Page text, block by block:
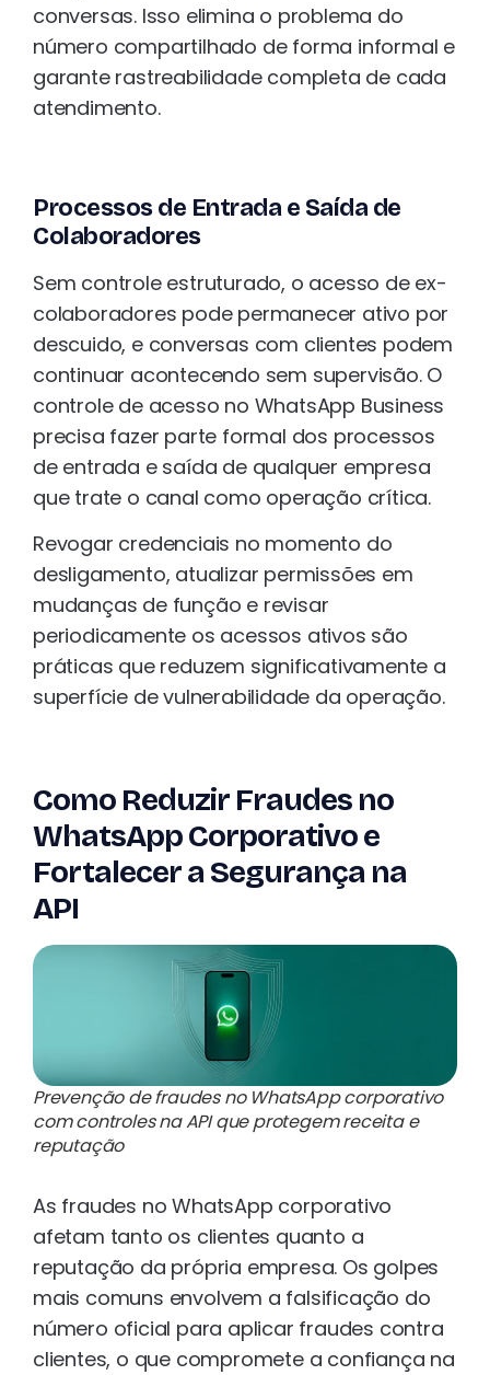
conversas. Isso elimina o problema do
número compartilhado de forma informal e
garante rastreabilidade completa de cada
atendimento.
Processos de Entrada e Saída de
Colaboradores
Sem controle estruturado, o acesso de ex-
colaboradores pode permanecer ativo por
descuido, e conversas com clientes podem
continuar acontecendo sem supervisão. O
controle de acesso no WhatsApp Business
precisa fazer parte formal dos processos
de entrada e saída de qualquer empresa
que trate o canal como operação crítica.
Revogar credenciais no momento do
desligamento, atualizar permissões em
mudanças de função e revisar
periodicamente os acessos ativos são
práticas que reduzem significativamente a
superfície de vulnerabilidade da operação.
Como Reduzir Fraudes no
WhatsApp Corporativo e
Fortalecer a Segurança na
API
Prevenção de fraudes no WhatsApp corporativo
com controles na API que protegem receita e
reputação
As fraudes no WhatsApp corporativo
afetam tanto os clientes quanto a
reputação da própria empresa. Os golpes
mais comuns envolvem a falsificação do
número oficial para aplicar fraudes contra
clientes, o que compromete a confiança na